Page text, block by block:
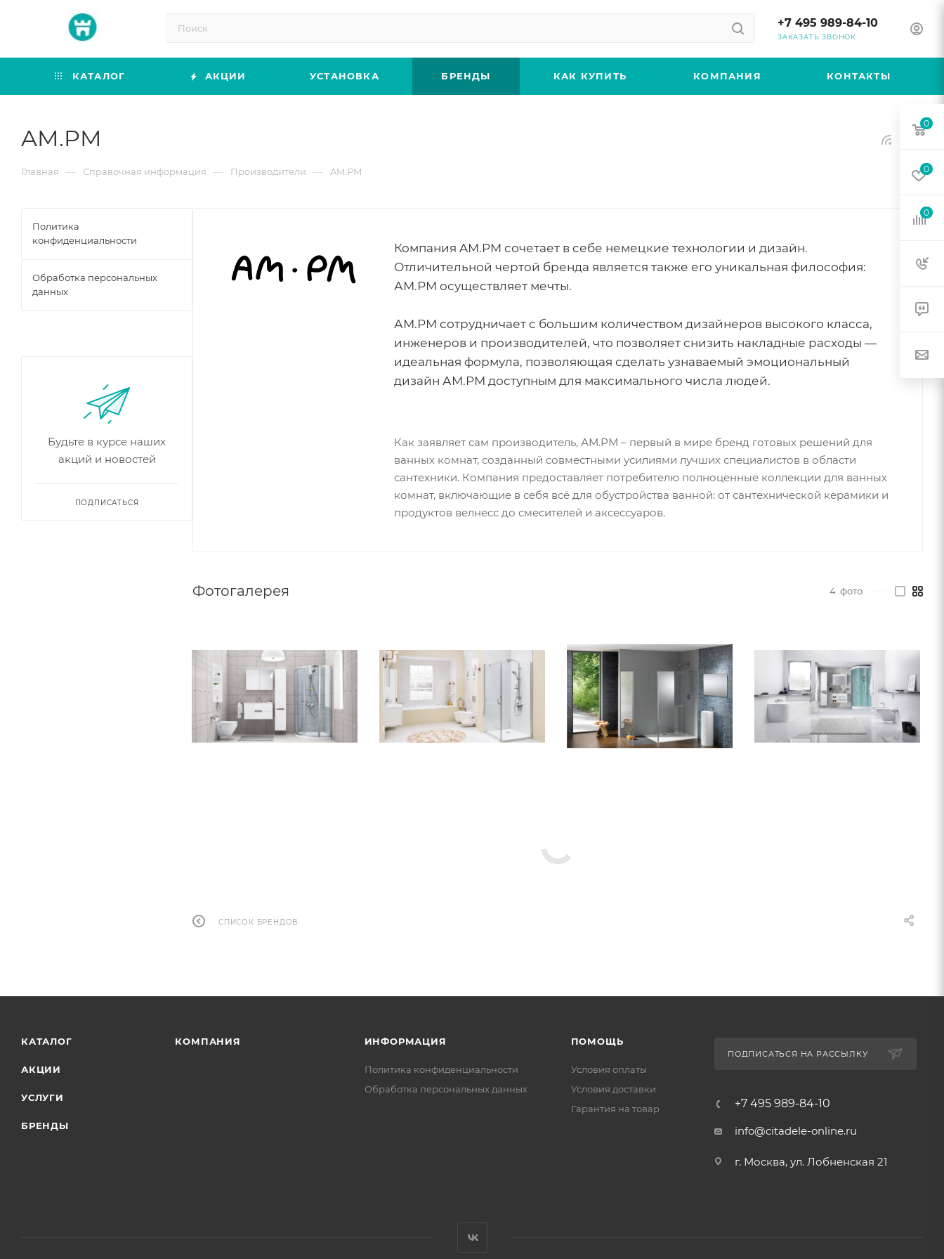
+7 495 989-84-10
ЗАКАЗАТЬ ЗВОНОК
КАТАЛОГ АКЦИИ УСТАНОВКА БРЕНДЫ КАК КУПИТЬ КОМПАНИЯ КОНТАКТЫ
AM.PM
Главная — Справочная информация — Производители — AM.PM
Компания AM.PM сочетает в себе немецкие технологии и дизайн.
Отличительной чертой бренда является также его уникальная философия:
АМ.РМ осуществляет мечты.
АМ.РМ сотрудничает с большим количеством дизайнеров высокого класса,
инженеров и производителей, что позволяет снизить накладные расходы —
идеальная формула, позволяющая сделать узнаваемый эмоциональный
дизайн АМ.РМ доступным для максимального числа людей.
Как заявляет сам производитель, АМ.РМ – первый в мире бренд готовых решений для
ванных комнат, созданный совместными усилиями лучших специалистов в области
сантехники. Компания предоставляет потребителю полноценные коллекции для ванных
комнат, включающие в себя всё для обустройства ванной: от сантехнической керамики и
продуктов велнесс до смесителей и аксессуаров.
Фотогалерея 4 фото
СПИСОК БРЕНДОВ
Политика
конфиденциальности
Обработка персональных
данных
Будьте в курсе наших
акций и новостей
ПОДПИСАТЬСЯ
КАТАЛОГ
АКЦИИ
УСЛУГИ
БРЕНДЫ
КОМПАНИЯ ИНФОРМАЦИЯ
Политика конфиденциальности
Обработка персональных данных
ПОМОЩЬ
Условия оплаты
Условия доставки
Гарантия на товар
ПОДПИСАТЬСЯ НА РАССЫЛКУ
+7 495 989-84-10
info@citadele-online.ru
г. Москва, ул. Лобненская 21
0
0
0